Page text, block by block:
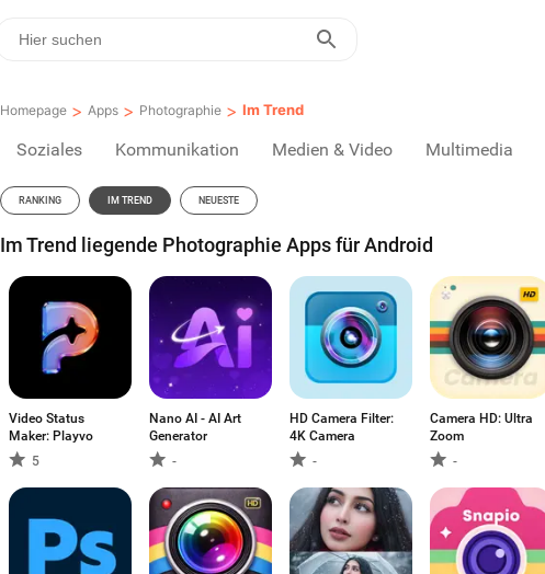
Homepage > Apps > Photographie > Im Trend
Soziales Kommunikation Medien & Video Multimedia
RANKING IM TREND NEUESTE
Im Trend liegende Photographie Apps für Android
Video Status
Maker: Playvo
5
Nano AI - AI Art
Generator
-
HD Camera Filter:
4K Camera
-
Camera HD: Ultra
Zoom
-